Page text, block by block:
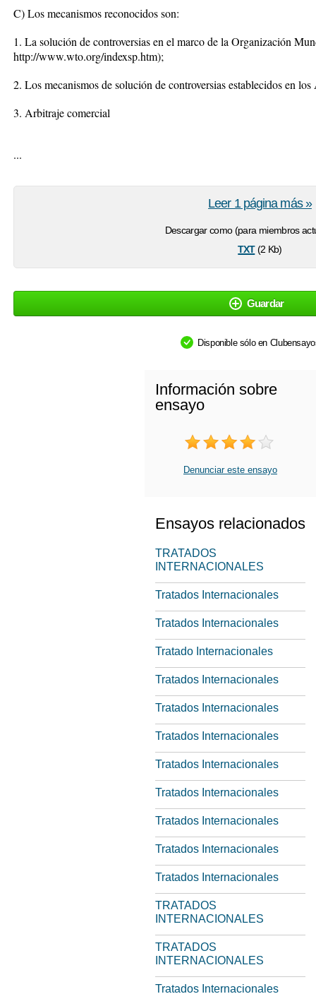
C) Los mecanismos reconocidos son:
1. La solución de controversias en el marco de la Organización
http://www.wto.org/indexsp.htm);
2. Los mecanismos de solución de controversias establecidos en
3. Arbitraje comercial
...
Descargar como (para miembros
txt(2 Kb)
Leer 1 página más »
Guardar
Disponible sólo en
Información sobre
ensayo
Denunciar este ensayo
Ensayos relacionados
TRATADOS
INTERNACIONALES
Tratados Internacionales
Tratados Internacionales
Tratado Internacionales
Tratados Internacionales
Tratados Internacionales
Tratados Internacionales
Tratados Internacionales
Tratados Internacionales
Tratados Internacionales
Tratados Internacionales
Tratados Internacionales
TRATADOS
INTERNACIONALES
TRATADOS
INTERNACIONALES
Tratados Internacionales